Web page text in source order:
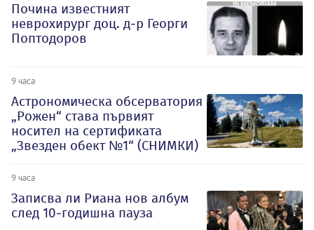
Почина известният
неврохирург доц. д-р Георги
Поптодоров
9 часа
Астрономическа обсерватория
„Рожен“ става първият
носител на сертификата
„Звезден обект №1“ (СНИМКИ)
9 часа
Записва ли Риана нов албум
след 10-годишна пауза